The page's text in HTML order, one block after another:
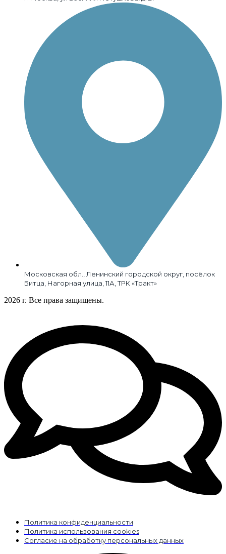
Московская обл., Ленинский городской округ, посёлок
Битца, Нагорная улица, 11А, ТРК «Тракт»
2026 г. Все права защищены.
Политика конфиденциальности
Политика использования cookies
Согласие на обработку персональных данных